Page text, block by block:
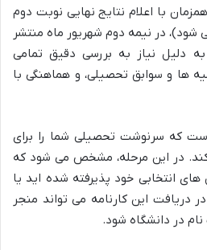
با اعلام نتایج نهایی نوبت دوم
شود)، در نیمه دوم شهریور ماه منتشر
دلیل نیاز به بررسی دقیق تمامی
ها و سوابق تحصیلی، و هماهنگی با
که سرنوشت تحصیلی شما را برای
در این مرحله، مشخص می شود که
انتخابی خود پذیرفته شده اید یا
دریافت این کارنامه می تواند منجر
در دانشگاه شود.